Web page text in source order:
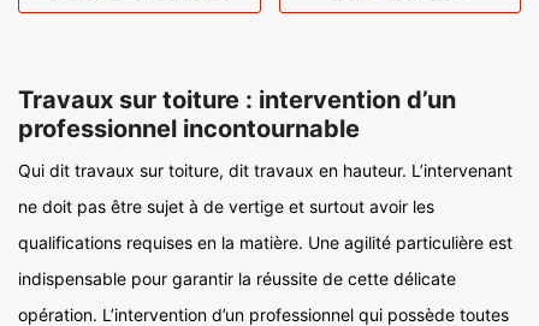
Travaux sur toiture : intervention d’un
professionnel incontournable
Qui dit travaux sur toiture, dit travaux en hauteur. L’intervenant
ne doit pas être sujet à de vertige et surtout avoir les
qualifications requises en la matière. Une agilité particulière est
indispensable pour garantir la réussite de cette délicate
opération. L’intervention d’un professionnel qui possède toutes